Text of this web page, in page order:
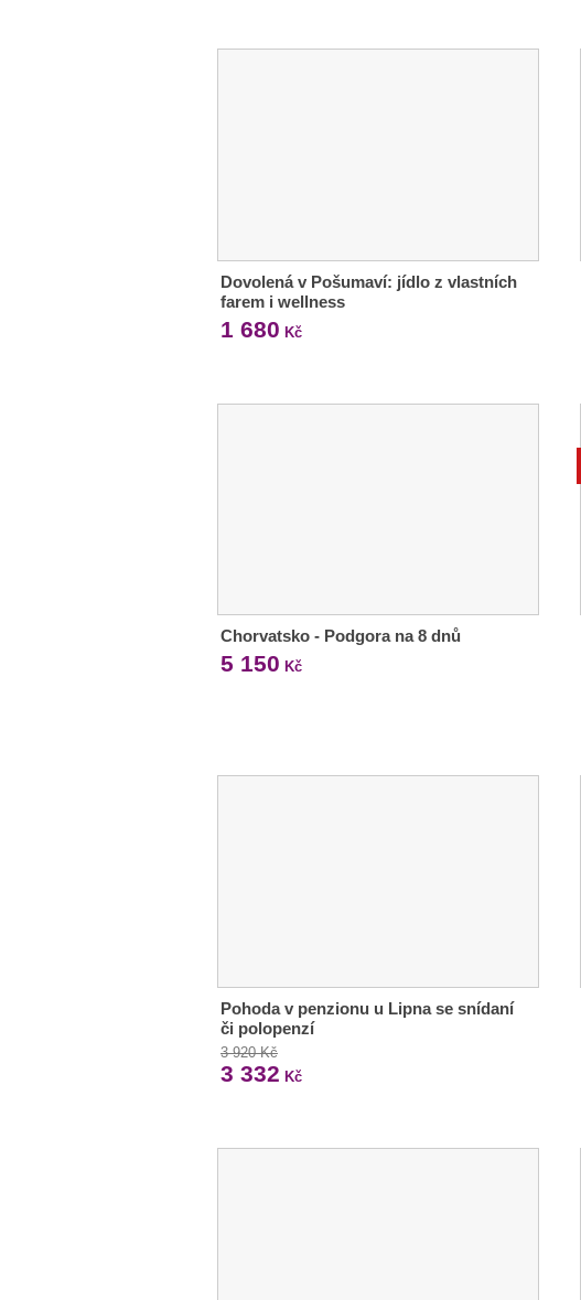
Dovolená v Pošumaví: jídlo z vlastních
farem i wellness
1 680 Kč
Chorvatsko - Podgora na 8 dnů
5 150 Kč
Pohoda v penzionu u Lipna se snídaní
či polopenzí
3 920 Kč
3 332 Kč